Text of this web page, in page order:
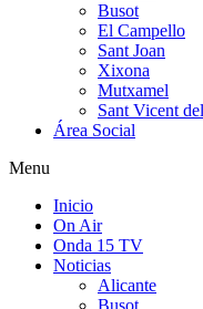
Busot
El Campello
Sant Joan
Xixona
Mutxamel
Sant Vicent
Área Social
Menu
Inicio
On Air
Onda 15 TV
Noticias
Alicante
Busot